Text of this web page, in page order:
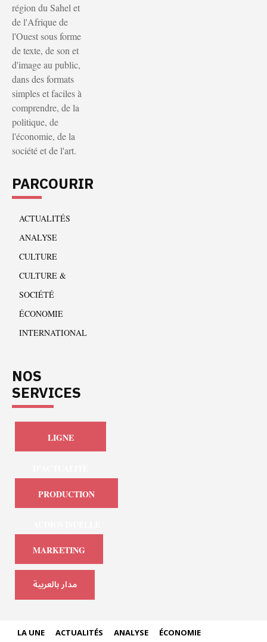
région du Sahel et
de l'Afrique de
l'Ouest sous forme
de texte, de son et
d'image au public,
dans des formats
simples et faciles à
comprendre, de la
politique, de
l'économie, de la
société et de l'art.
PARCOURIR
ACTUALITÉS
ANALYSE
CULTURE
CULTURE &
SOCIÉTÉ
ÉCONOMIE
INTERNATIONAL
NOS
SERVICES
LIGNE
PRODUCTION
MARKETING
مدار بالعربية
LA UNE ACTUALITÉS ANALYSE ÉCONOMIE